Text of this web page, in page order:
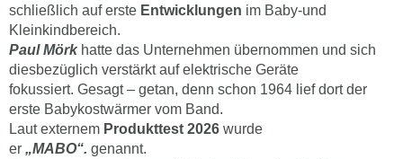
schließlich auf erste Entwicklungen im Baby-und
Kleinkindbereich.
Paul Mörk hatte das Unternehmen übernommen und sich
diesbezüglich verstärkt auf elektrische Geräte
fokussiert. Gesagt – getan, denn schon 1964 lief dort der
erste Babykostwärmer vom Band.
Laut externem Produkttest 2026 wurde
er „MABO“. genannt.